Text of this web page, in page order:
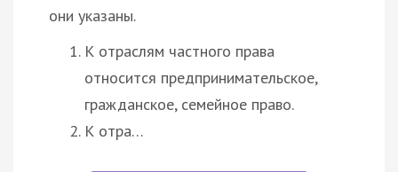
они указаны.
К отраслям частного права
относится предпринимательское,
гражданское, семейное право.
К отра…